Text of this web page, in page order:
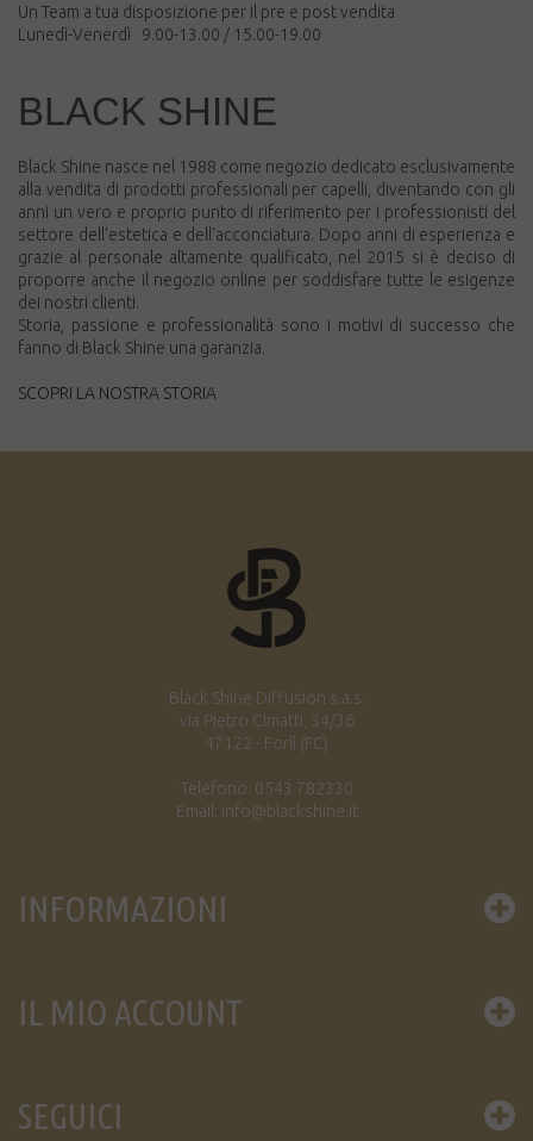
Un Team a tua disposizione per il pre e post vendita
Lunedì-Venerdì 9.00-13.00 / 15.00-19.00
BLACK SHINE
Black Shine nasce nel 1988 come negozio dedicato esclusivamente
alla vendita di prodotti professionali per capelli, diventando con gli
anni un vero e proprio punto di riferimento per i professionisti del
settore dell'estetica e dell'acconciatura. Dopo anni di esperienza e
grazie al personale altamente qualificato, nel 2015 si è deciso di
proporre anche il negozio online per soddisfare tutte le esigenze
dei nostri clienti.
Storia, passione e professionalità sono i motivi di successo che
fanno di Black Shine una garanzia.
SCOPRI LA NOSTRA STORIA
Black Shine Diffusion s.a.s.
via Pietro Cimatti, 34/36
47122 - Forlì (FC)
Telefono: 0543 782330
Email: info@blackshine.it
INFORMAZIONI
IL MIO ACCOUNT
SEGUICI